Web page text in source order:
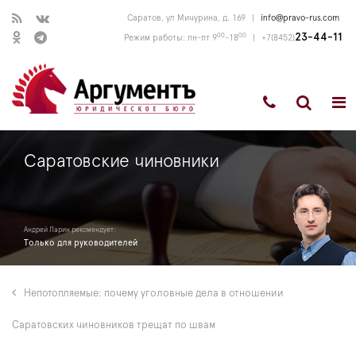
Саратов, ул Мичурина, д. 169 info@pravo-rus.com
Режим работы: пн-пт 900-1800 +7(8452)23-44-11
Саратовские чиновники
Андрей Ларин рекомендует:
Только для руководителей
Непотопляемые: почему уголовные дела в отношении
Саратовских чиновников трещат по швам